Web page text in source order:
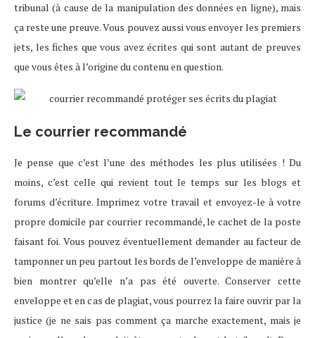
tribunal (à cause de la manipulation des données en ligne), mais
ça reste une preuve. Vous pouvez aussi vous envoyer les premiers
jets, les fiches que vous avez écrites qui sont autant de preuves
que vous êtes à l’origine du contenu en question.
Le courrier recommandé
Je pense que c’est l’une des méthodes les plus utilisées ! Du
moins, c’est celle qui revient tout le temps sur les blogs et
forums d’écriture. Imprimez votre travail et envoyez-le à votre
propre domicile par courrier recommandé, le cachet de la poste
faisant foi. Vous pouvez éventuellement demander au facteur de
tamponner un peu partout les bords de l’enveloppe de manière à
bien montrer qu’elle n’a pas été ouverte. Conserver cette
enveloppe et en cas de plagiat, vous pourrez la faire ouvrir par la
justice (je ne sais pas comment ça marche exactement, mais je